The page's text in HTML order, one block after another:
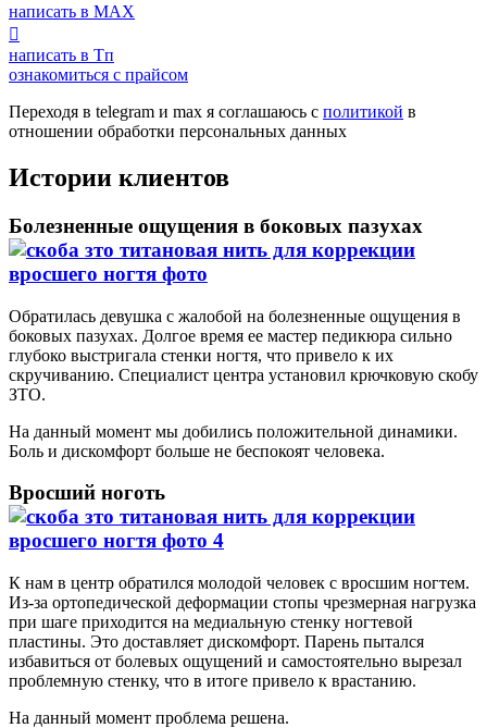
написать в MAX
написать в Tп
ознакомиться с прайсом
Переходя в telegram и max я соглашаюсь с политикой в
отношении обработки персональных данных
Истории клиентов
Болезненные ощущения в боковых пазухах
Обратилась девушка с жалобой на болезненные ощущения в
боковых пазухах. Долгое время ее мастер педикюра сильно
глубоко выстригала стенки ногтя, что привело к их
скручиванию. Специалист центра установил крючковую скобу
ЗТО.
На данный момент мы добились положительной динамики.
Боль и дискомфорт больше не беспокоят человека.
Вросший ноготь
К нам в центр обратился молодой человек с вросшим ногтем.
Из-за ортопедической деформации стопы чрезмерная нагрузка
при шаге приходится на медиальную стенку ногтевой
пластины. Это доставляет дискомфорт. Парень пытался
избавиться от болевых ощущений и самостоятельно вырезал
проблемную стенку, что в итоге привело к врастанию.
На данный момент проблема решена.